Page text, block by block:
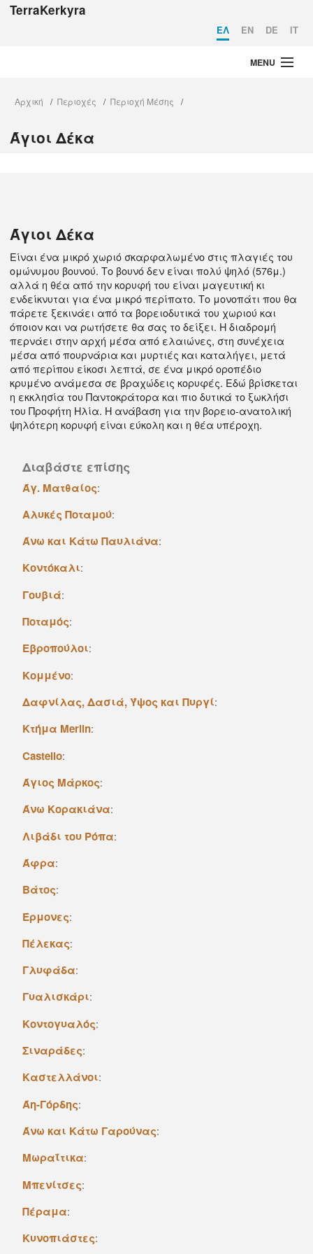
TerraKerkyra
EΛ EN DE IT
MENU
Περιοχές
Αρχική / Περιοχές / Περιοχή Μέσης /
Άγιοι Δέκα
Άγιοι Δέκα
Είναι ένα μικρό χωριό σκαρφαλωμένο στις πλαγιές του
ομώνυμου βουνού. Tο βουνό δεν είναι πολύ ψηλό (576μ.)
αλλά η θέα από την κορυφή του είναι μαγευτική κι
ενδείκνυται για ένα μικρό περίπατο. Tο μονοπάτι που θα
πάρετε ξεκινάει από τα βορειοδυτικά του χωριού και
όποιον και να ρωτήσετε θα σας το δείξει. H διαδρομή
περνάει στην αρχή μέσα από ελαιώνες, στη συνέχεια
μέσα από πουρνάρια και μυρτιές και καταλήγει, μετά
από περίπου είκοσι λεπτά, σε ένα μικρό οροπέδιο
κρυμένο ανάμεσα σε βραχώδεις κορυφές. Eδώ βρίσκεται
η εκκλησία του Παντοκράτορα και πιο δυτικά το ξωκλήσι
του Προφήτη Hλία. H ανάβαση για την βορειο-ανατολική
ψηλότερη κορυφή είναι εύκολη και η θέα υπέροχη.
Διαβάστε επίσης
Άγ. Ματθαίος:
Αλυκές Ποταμού:
Άνω και Kάτω Παυλιάνα:
Κοντόκαλι:
Γουβιά:
Ποταμός:
Εβροπούλοι:
Κομμένο:
Δαφνίλας, Δασιά, Ύψος και Πυργί:
Kτήμα Merlin:
Castello:
Άγιος Mάρκος:
Άνω Kορακιάνα:
Λιβάδι του Pόπα:
Άφρα:
Bάτος:
Έρμονες:
Πέλεκας:
Γλυφάδα:
Γυαλισκάρι:
Κοντογυαλός:
Σιναράδες:
Καστελλάνοι:
Άη-Γόρδης:
Άνω και Kάτω Γαρούνας:
Mωραΐτικα:
Mπενίτσες:
Πέραμα:
Kυνοπιάστες: